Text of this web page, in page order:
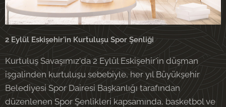
2 Eylül Eskişehir'in Kurtuluşu Spor Şenliği
Kurtuluş Savaşımız'da 2 Eylül Eskişehir'in düşman
işgalinden kurtuluşu sebebiyle, her yıl Büyükşehir
Belediyesi Spor Dairesi Başkanlığı tarafından
düzenlenen Spor Şenlikleri kapsamında, basketbol ve